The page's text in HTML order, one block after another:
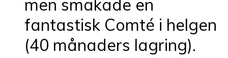
men smakade en
fantastisk Comté i helgen
(40 månaders lagring).